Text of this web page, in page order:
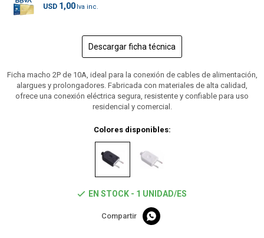
USD 1,00
Descargar ficha técnica
Ficha macho 2P de 10A, ideal para la conexión de cables de alimentación,
alargues y prolongadores. Fabricada con materiales de alta calidad,
ofrece una conexión eléctrica segura, resistente y confiable para uso
residencial y comercial.
Colores disponibles:
EN STOCK - 1 UNIDAD/ES
